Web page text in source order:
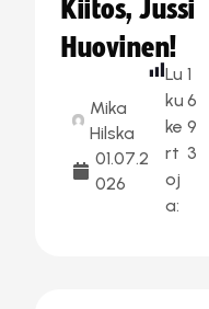
Kiitos, Jussi
Huovinen!
Mika
Hilska
01.07.2
026
Lu
ku
ke
rt
oj
a:
1
6
9
3